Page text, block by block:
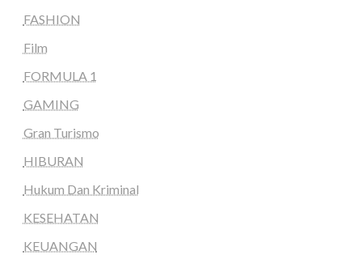
FASHION
Film
FORMULA 1
GAMING
Gran Turismo
HIBURAN
Hukum Dan Kriminal
KESEHATAN
KEUANGAN